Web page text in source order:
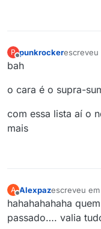
P
Offline
punkrockerescreveu
última
bah
o cara é o supra-
com essa lista aí o
mais
A
Offline
Alexpazescreveu em
última
hahahahahaha
passado…. valia